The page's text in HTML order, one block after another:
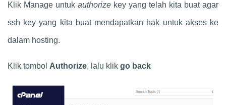
Klik Manage untuk authorize key yang telah kita buat agar
ssh key yang kita buat mendapatkan hak untuk akses ke
dalam hosting.
Klik tombol Authorize, lalu klik go back